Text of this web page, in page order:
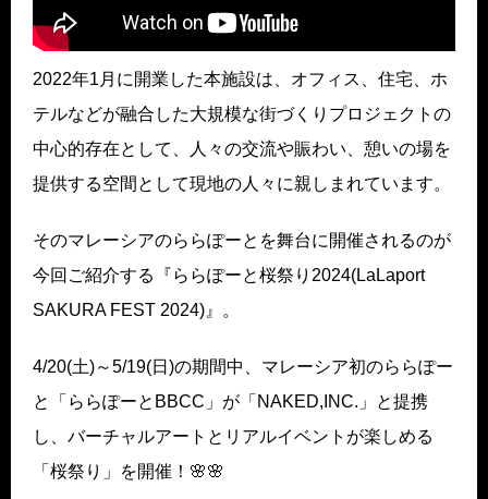
2022年1月に開業した本施設は、オフィス、住宅、ホ
テルなどが融合した大規模な街づくりプロジェクトの
中心的存在として、人々の交流や賑わい、憩いの場を
提供する空間として現地の人々に親しまれています。
そのマレーシアのららぽーとを舞台に開催されるのが
今回ご紹介する『ららぽーと桜祭り2024(LaLaport
SAKURA FEST 2024)』。
4/20(土)～5/19(日)の期間中、マレーシア初のららぽー
と「ららぽーとBBCC」が「NAKED,INC.」と提携
し、バーチャルアートとリアルイベントが楽しめる
「桜祭り」を開催！🌸🌸